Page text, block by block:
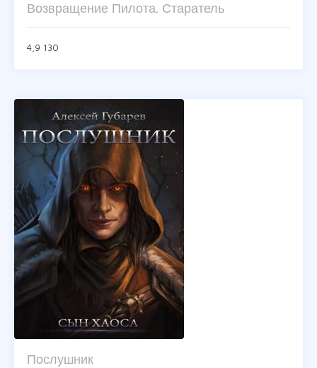
Возвращение Пилота. Старатель
4,9 130
Послушник